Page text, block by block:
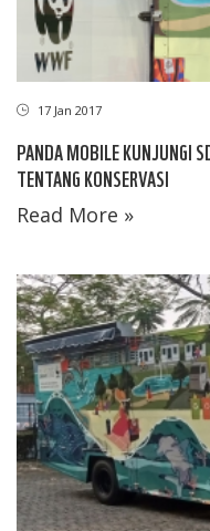
17 Jan 2017
PANDA MOBILE KUNJUNGI
TENTANG KONSERVASI
Read More »